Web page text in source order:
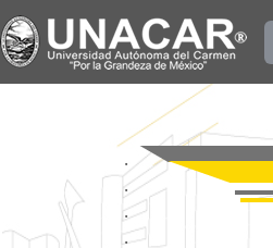
.
.
.
.